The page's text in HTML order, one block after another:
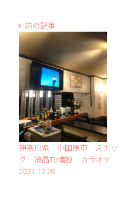
前の記事
神奈川県 小田原市 スナッ
ク 液晶TV増設 カラオケ
2021.12.28